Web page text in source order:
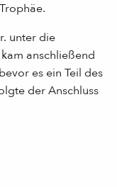
unter die
anschließend
es ein Teil des
der Anschluss